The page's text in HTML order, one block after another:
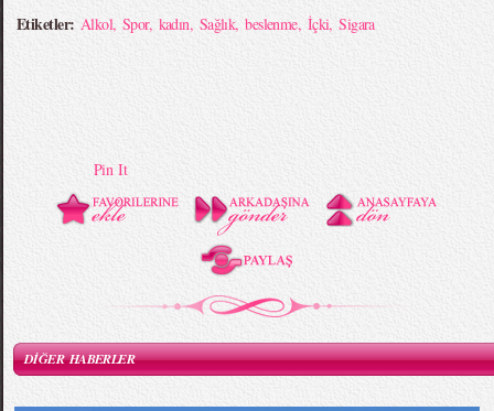
Etiketler: Alkol, Spor, kadın, Sağlık,beslenme, İçki,Sigara
Pin It
DİĞER HABERLER